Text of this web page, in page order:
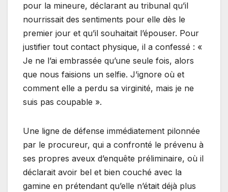
pour la mineure, déclarant au tribunal qu’il
nourrissait des sentiments pour elle dès le
premier jour et qu’il souhaitait l’épouser. Pour
justifier tout contact physique, il a confessé : «
Je ne l’ai embrassée qu’une seule fois, alors
que nous faisions un selfie. J’ignore où et
comment elle a perdu sa virginité, mais je ne
suis pas coupable ».
Une ligne de défense immédiatement pilonnée
par le procureur, qui a confronté le prévenu à
ses propres aveux d’enquête préliminaire, où il
déclarait avoir bel et bien couché avec la
gamine en prétendant qu’elle n’était déjà plus